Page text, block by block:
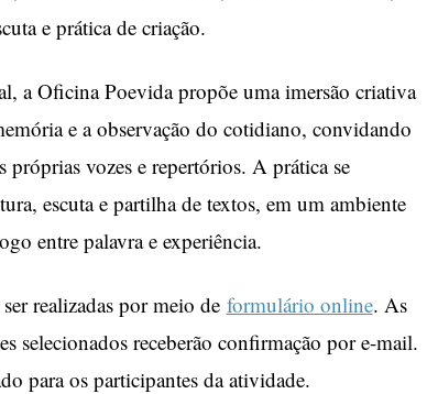
e prática de criação.
a Oficina Poevida propõe uma imersão criativa
e a observação do cotidiano, convidando
próprias vozes e repertórios. A prática se
escuta e partilha de textos, em um ambiente
entre palavra e experiência.
realizadas por meio de formulário online. As
selecionados receberão confirmação por e-mail.
para os participantes da atividade.